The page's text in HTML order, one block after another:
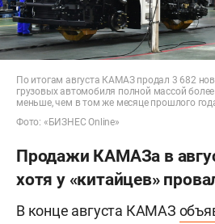
По итогам августа КАМАЗ продал 3 682
грузовых автомобиля полной массой
меньше, чем в том же месяце прошлого
Фото: «БИЗНЕС Online»
Продажи КАМАЗа в
хотя у «китайцев»
В конце августа КАМАЗ